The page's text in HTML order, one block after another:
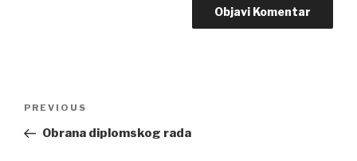
Post
Previous
Post
PREVIOUS
Obrana diplomskog rada